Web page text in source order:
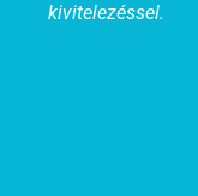
kivitelezéssel.